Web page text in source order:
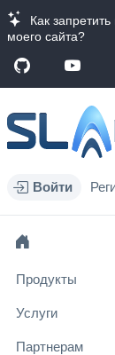
Как
моего сайта?
Войти
Продукты
Услуги
Партнерам